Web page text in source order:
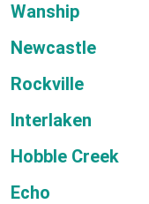
Wanship
Newcastle
Rockville
Interlaken
Hobble Creek
Echo